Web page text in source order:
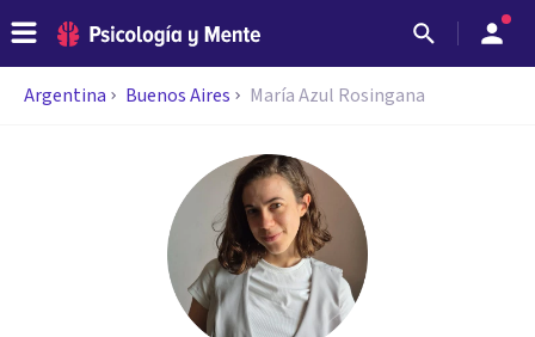
Argentina Buenos Aires María Azul Rosingana